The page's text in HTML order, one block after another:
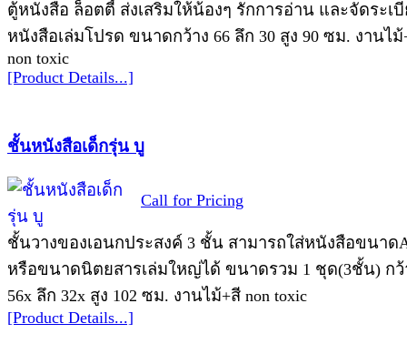
ตู้หนังสือ ล็อตตี้ ส่งเสริมให้น้องๆ รักการอ่าน และจัดระเ
หนังสือเล่มโปรด ขนาดกว้าง 66 ลึก 30 สูง 90 ซม. งานไม้
non toxic
[Product Details...]
ชั้นหนังสือเด็กรุ่น บู
Call for Pricing
ชั้นวางของเอนกประสงค์ 3 ชั้น สามารถใส่หนังสือขนาด
หรือขนาดนิตยสารเล่มใหญ่ได้ ขนาดรวม 1 ชุด(3ชั้น) กว้
56x ลึก 32x สูง 102 ซม. งานไม้+สี non toxic
[Product Details...]